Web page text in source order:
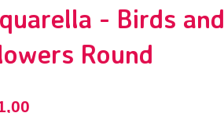
- Birds and
Round